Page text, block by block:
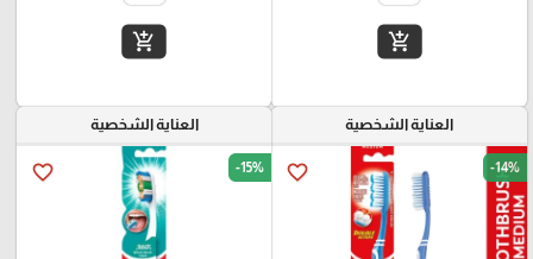
add_shopping_cart
add_shopping_cart
العناية الشخصية
favorite_border -14%
العناية الشخصية
favorite_border -15%